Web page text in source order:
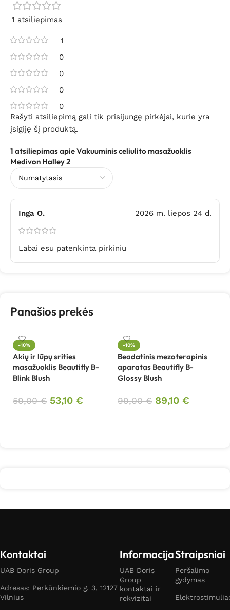
1 atsiliepimas
1
0
0
0
0
1 atsiliepimas apieVakuuminis celiulito masažuoklis
Medivon Halley 2
Inga O. 2026 m. liepos 24 d.
Labai esu patenkinta pirkiniu
Rašyti atsiliepimą gali tik prisijungę pirkėjai, kurie yra
įsigiję šį produktą.
Panašios prekės
-10%
Akių ir lūpų srities
masažuoklis Beautifly B-
Blink Blush
59,00€ 53,10 €
-10%
Beadatinis mezoterapinis
aparatas Beautifly B-
Glossy Blush
99,00€ 89,10 €
Kontaktai
UAB Doris Group
Adresas: Perkūnkiemio g. 3, 12127
Vilnius
Informacija
UAB Doris
Group
kontaktai ir
rekvizitai
Straipsniai
Peršalimo
gydymas